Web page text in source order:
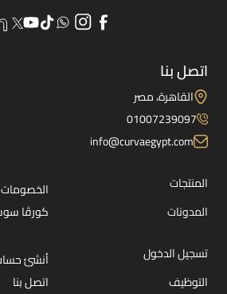
اتصل بنا
القاهرة، مصر
01007239097
info@curvaegypt.com
المنتجات
الخصومات
المدونات
كورڤا
تسجيل الدخول
أنشئ
التوظيف
اتصل بنا